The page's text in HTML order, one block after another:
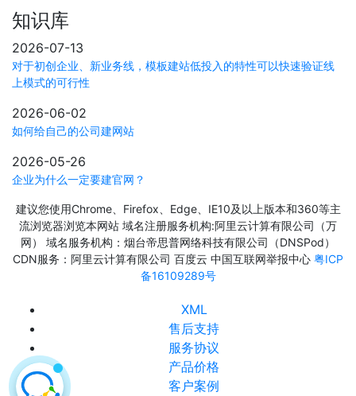
知识库
2026-07-13
对于初创企业、新业务线，模板建站低投入的特性可以快速验证线
上模式的可行性
2026-06-02
如何给自己的公司建网站
2026-05-26
企业为什么一定要建官网？
建议您使用Chrome、Firefox、Edge、IE10及以上版本和360等主
流浏览器浏览本网站 域名注册服务机构:阿里云计算有限公司（万
网） 域名服务机构：烟台帝思普网络科技有限公司（DNSPod）
CDN服务：阿里云计算有限公司 百度云 中国互联网举报中心 粤ICP
备16109289号
XML
售后支持
服务协议
产品价格
客户案例